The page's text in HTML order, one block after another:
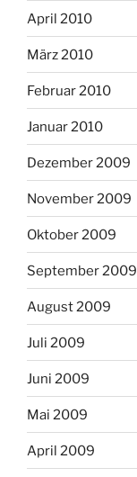
April 2010
März 2010
Februar 2010
Januar 2010
Dezember 2009
November 2009
Oktober 2009
September 2009
August 2009
Juli 2009
Juni 2009
Mai 2009
April 2009